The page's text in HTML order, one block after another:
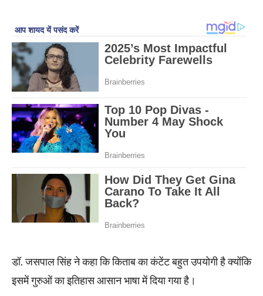
डॉ. जसपाल सिंह ने कहा कि किताब का कंटेंट बहुत उपयोगी है क्योंकि
इसमें गुरुओं का इतिहास आसान भाषा में दिया गया है।